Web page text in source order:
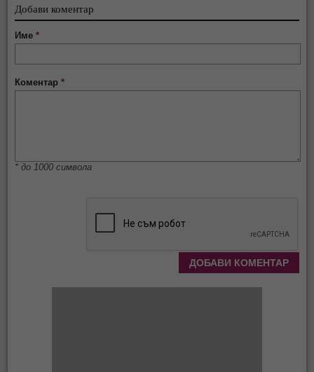
Добави коментар
Име*
Коментар*
* до 1000 символа